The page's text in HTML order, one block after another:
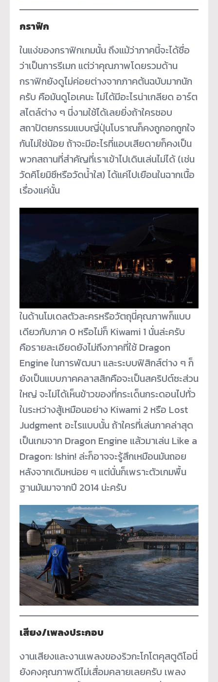
กราฟิก
ในแง่ของกราฟิกเกมนั้น ถึงแม้ว่าภาคนี้จะได้ชื่อ
ว่าเป็นการรีเมก แต่ว่าคุณภาพโดยรวมด้าน
กราฟิกยังดูไม่ค่อยต่างจากภาคต้นฉบับมากนัก
ครับ คือมันดูโอเคนะ ไม่ได้มีอะไรน่าเกลียด อาร์ต
สไตล์ต่าง ๆ นี่งามใช้ได้เลยยิ่งถ้าใครชอบ
สถาปัตยกรรมแบบญี่ปุ่นโบราณก็คงถูกอกถูกใจ
กันไม่ใช่น้อย ถ้าจะมีอะไรที่แอบเสียดายก็คงเป็น
พวกสถานที่สำคัญที่เราเข้าไปเดินเล่นไม่ได้ (เช่น
วัดคิโยมิซึหรือวัดน้ำใส) ได้แค่ไปเยือนในฉากเนื้อ
เรื่องแค่นั้น
ในด้านโมเดลตัวละครหรือวัตถุนี่คุณภาพก็แบบ
เดียวกับภาค 0 หรือไม่ก็ Kiwami 1 นั่นล่ะครับ
คือรายละเอียดยังไม่ถึงภาคที่ใช้ Dragon
Engine ในการพัฒนา และระบบฟิสิกส์ต่าง ๆ ก็
ยังเป็นแบบภาคคลาสสิกคือจะเป็นสคริปต์ซะส่วน
ใหญ่ จะไม่ได้เห็นข้าวของที่กระเด็นกระดอนไปทั่ว
ในระหว่างสู้เหมือนอย่าง Kiwami 2 หรือ Lost
Judgment อะไรแบบนั้น ถ้าใครที่เล่นภาคล่าสุด
เป็นเกมจาก Dragon Engine แล้วมาเล่น Like a
Dragon: Ishin! ล่ะก็อาจจะรู้สึกเหมือนมันถอย
หลังจากเดิมหน่อย ๆ แต่นั่นก็เพราะตัวเกมพื้น
ฐานมันมาจากปี 2014 น่ะครับ
เสียง/เพลงประกอบ
งานเสียงและงานเพลงของริวกะโกโตคุสตูดิโอนี่
ยังคงคุณภาพดีไม่เสื่อมคลายเลยครับ เพลง